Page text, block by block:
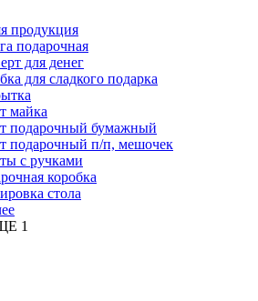
продукция
подарочная
для денег
для сладкого подарка
майка
подарочный бумажный
подарочный п/п, мешочек
с ручками
коробка
стола
1